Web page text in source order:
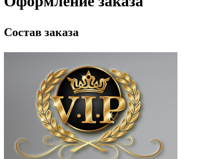
Состав заказа